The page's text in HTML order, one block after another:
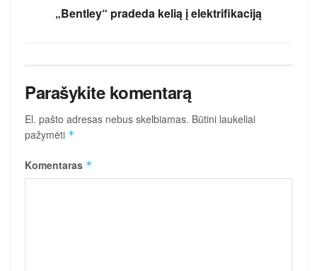
„Bentley“ pradeda kelią į elektrifikaciją
Parašykite komentarą
El. pašto adresas nebus skelbiamas. Būtini laukeliai
pažymėti *
Komentaras *